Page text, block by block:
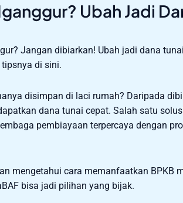
Ubah Jadi
Jangan dibiarkan! Ubah jadi dana
tipsnya di sini.
disimpan di laci rumah? Daripada
dana tunai cepat. Salah satu
pembiayaan terpercaya dengan
mengetahui cara memanfaatkan BPKB
bisa jadi pilihan yang bijak.